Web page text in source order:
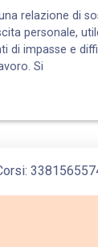
relazione di
personale,
di impasse e
Si